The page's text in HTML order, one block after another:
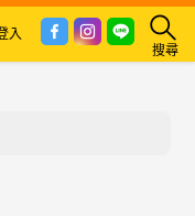
搜尋
入